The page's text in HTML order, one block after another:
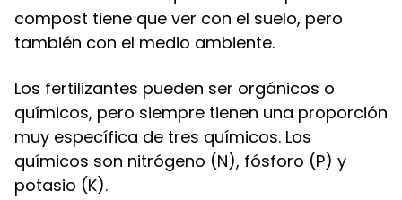
compost tiene que ver con el suelo, pero
también con el medio ambiente.
Los fertilizantes pueden ser orgánicos o
químicos, pero siempre tienen una proporción
muy específica de tres químicos. Los
químicos son nitrógeno (N), fósforo (P) y
potasio (K).